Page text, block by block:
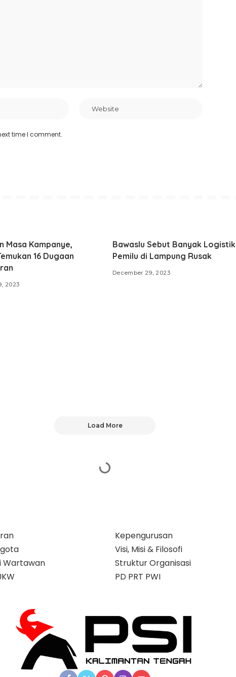
time I comment.
Masa Kampanye,
16 Dugaan
2023
Bawaslu Sebut Banyak Logistik
Pemilu di Lampung Rusak
December 29, 2023
Load More
Wartawan
Kepengurusan
Visi, Misi & Filosofi
Struktur Organisasi
PD PRT PWI